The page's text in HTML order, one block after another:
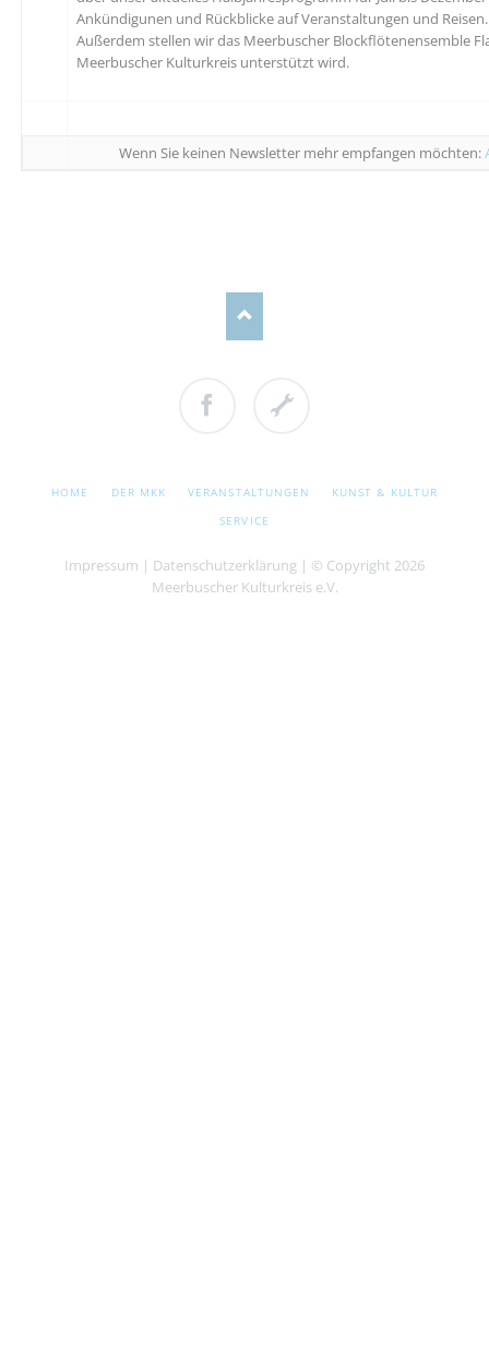
Ankündigunen und Rückblicke auf Veranstaltungen und Reisen.
Außerdem stellen wir das Meerbuscher Blockflötenensemble
Meerbuscher Kulturkreis unterstützt wird.
Wenn Sie keinen Newsletter mehr empfangen möchten:
NAVIGATION
HOME DER MKK VERANSTALTUNGEN
KUNST & KULTUR
SERVICE
Impressum | Datenschutzerklärung | © Copyright 2026
Meerbuscher Kulturkreis e.V.